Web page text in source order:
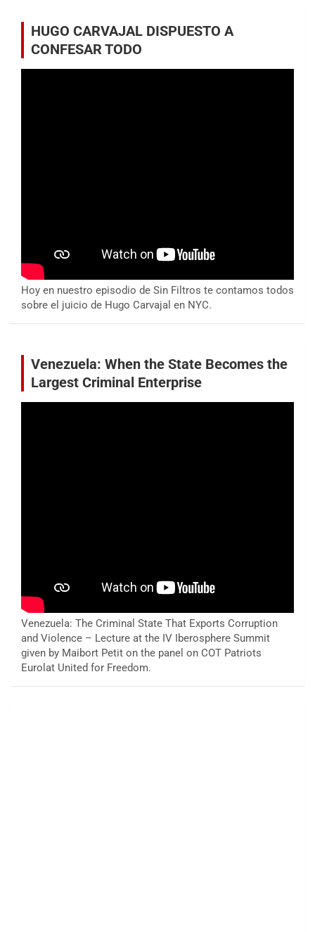
HUGO CARVAJAL DISPUESTO A
CONFESAR TODO
Hoy en nuestro episodio de Sin Filtros te contamos todos
sobre el juicio de Hugo Carvajal en NYC.
Venezuela: When the State Becomes the
Largest Criminal Enterprise
Venezuela: The Criminal State That Exports Corruption
and Violence – Lecture at the IV Iberosphere Summit
given by Maibort Petit on the panel on COT Patriots
Eurolat United for Freedom.